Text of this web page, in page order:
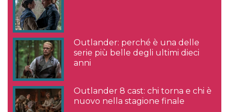
Outlander: perché è una delle
serie più belle degli ultimi dieci
anni
Outlander 8 cast: chi torna e chi è
nuovo nella stagione finale